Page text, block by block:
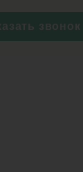
звонок